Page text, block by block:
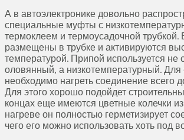
А в автоэлектронике довольно
специальные муфты с
термоклеем и термоусадочной
размещены в трубке и активируются
температурой. Припой используется не
оловянный, а низкотемпературный. Для
необходимо нагреть соединение всего
Для этого хорошо подойдет
концах еще имеются цветные колечки
нагреве он полностью герметизирует
чего его можно использовать хоть под